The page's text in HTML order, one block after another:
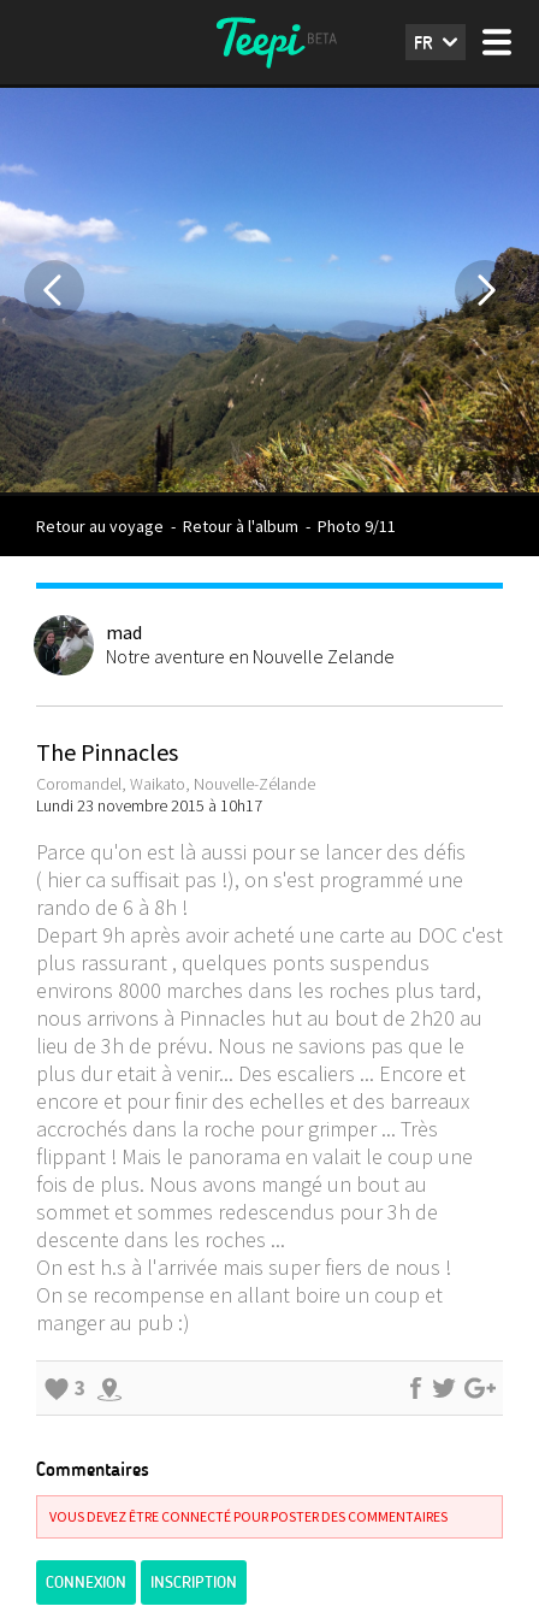
FR
Retour au voyage - Retour à l'album - Photo 9/11
mad
Notre aventure en Nouvelle Zelande
The Pinnacles
Coromandel, Waikato, Nouvelle-Zélande
Lundi 23 novembre 2015 à 10h17
Parce qu'on est là aussi pour se lancer des défis
( hier ca suffisait pas !), on s'est programmé une
rando de 6 à 8h !
Depart 9h après avoir acheté une carte au DOC c'est
plus rassurant , quelques ponts suspendus
environs 8000 marches dans les roches plus tard,
nous arrivons à Pinnacles hut au bout de 2h20 au
lieu de 3h de prévu. Nous ne savions pas que le
plus dur etait à venir... Des escaliers ... Encore et
encore et pour finir des echelles et des barreaux
accrochés dans la roche pour grimper ... Très
flippant ! Mais le panorama en valait le coup une
fois de plus. Nous avons mangé un bout au
sommet et sommes redescendus pour 3h de
descente dans les roches ...
On est h.s à l'arrivée mais super fiers de nous !
On se recompense en allant boire un coup et
manger au pub :)
3
Commentaires
VOUS DEVEZ ÊTRE CONNECTÉ POUR POSTER DES COMMENTAIRES
CONNEXION INSCRIPTION